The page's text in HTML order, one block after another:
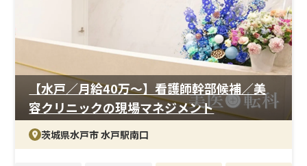
きやすさも確保。安定した環境の中で、さらなるキャリア
【水戸／月給40万〜】看護師幹部候補／美
容クリニックの現場マネジメント
茨城県水戸市 水戸駅南口